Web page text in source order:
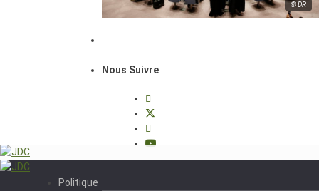
© DR
Nous Suivre
Politique